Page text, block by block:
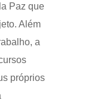
Paz que
Além
a
próprios